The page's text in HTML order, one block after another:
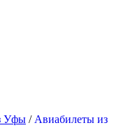
Уфы / Авиабилеты из